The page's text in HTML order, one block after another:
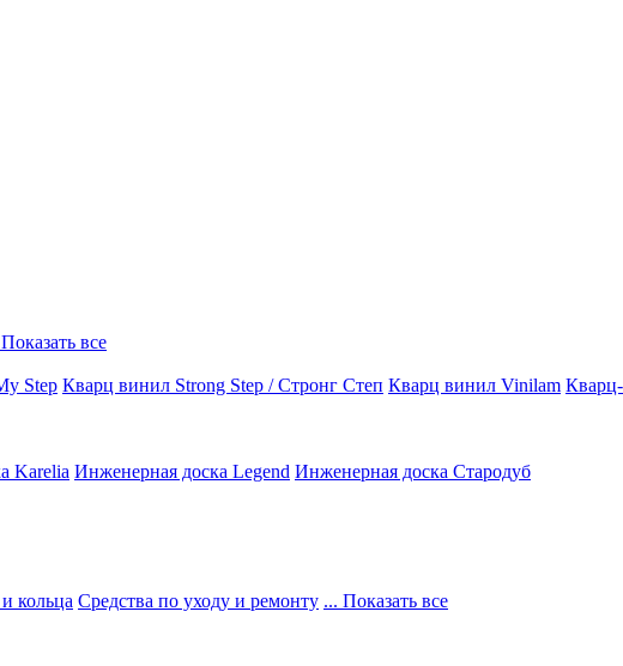
все
Step Кварц винил Strong Step / Стронг Степ Кварц винил Vinilam
Karelia Инженерная доска Legend Инженерная доска Стародуб
кольца Средства по уходу и ремонту ... Показать все